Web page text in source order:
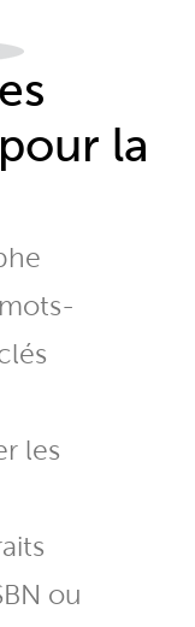
la
les
ou